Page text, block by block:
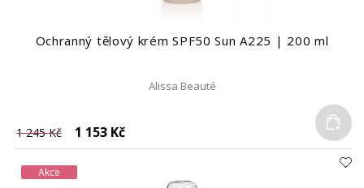
Ochranný tělový krém SPF50 Sun A225 | 200 ml
Alissa Beauté
1 245 Kč 1 153 Kč
Akce